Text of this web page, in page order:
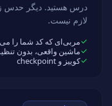
درس هستید. دیگر حدس
لازم نیست.
مربی‌ای که کد شما را
ماشین واقعی، بدون
کوییز و checkpoint